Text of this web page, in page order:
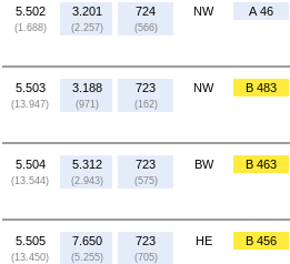
5.502
(1.688)
3.201
(2.257)
724
(566)
NW A 46
5.503
(13.947)
3.188
(971)
723
(162)
NW B 483
5.504
(13.544)
5.312
(2.943)
723
(575)
BW B 463
5.505
(13.450)
7.650
(5.255)
723
(705)
HE B 456